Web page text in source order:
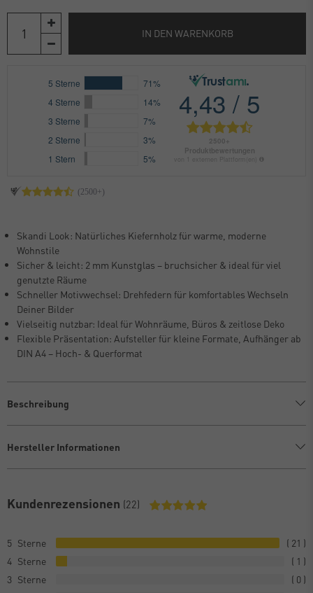
IN DEN WARENKORB
Skandi Look: Natürliches Kiefernholz für warme, moderne
Wohnstile
Sicher & leicht: 2 mm Kunstglas – bruchsicher & ideal für viel
genutzte Räume
Schneller Motivwechsel: Drehfedern für komfortables Wechseln
Deiner Bilder
Vielseitig nutzbar: Ideal für Wohnräume, Büros & zeitlose Deko
Flexible Präsentation: Aufsteller für kleine Formate, Aufhänger ab
DIN A4 – Hoch- & Querformat
Beschreibung
Hersteller Informationen
Kundenrezensionen (22)
5
21
4
1
3
0